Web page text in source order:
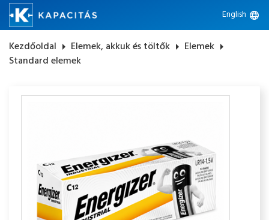
English language
Kezdőoldal arrow_right Elemek, akkuk és töltők arrow_right Elemek arrow_right
Standard elemek